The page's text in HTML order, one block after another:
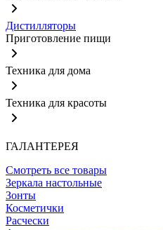
Дистилляторы
Приготовление пищи
Техника для дома
Техника для красоты
ГАЛАНТЕРЕЯ
Смотреть все товары
Зеркала настольные
Зонты
Косметички
Расчески